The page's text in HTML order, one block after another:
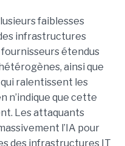
faiblesses
infrastructures
étendus
ainsi que
ralentissent les
n’indique que cette
Les attaquants
l’IA pour
des infrastructures IT